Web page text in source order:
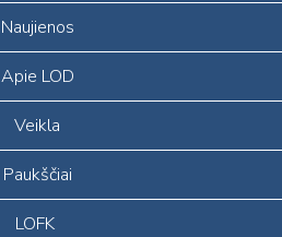
Naujienos
Apie LOD
Veikla
Paukščiai
LOFK